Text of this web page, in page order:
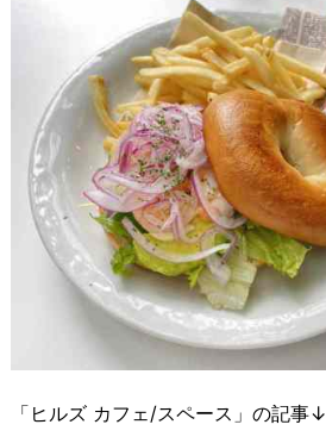
「ヒルズ カフェ/スペース」の記事↓